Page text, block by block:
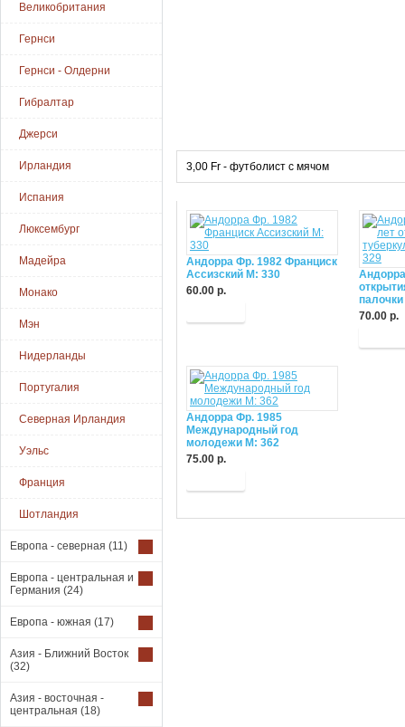
Великобритания
Гернси
Гернси - Олдерни
Гибралтар
Джерси
Ирландия
Испания
Люксембург
Мадейра
Монако
Мэн
Нидерланды
Португалия
Северная Ирландия
Уэльс
Франция
Шотландия
Европа - северная (11)
Европа - центральная и
Германия (24)
Европа - южная (17)
Азия - Ближний Восток
(32)
Азия - восточная -
центральная (18)
3,00 Fr - футболист с мячом
Андорра Фр. 1982 Франциск
Ассизский М: 330
60.00 р.
70.00 р.
Андорра Фр. 1985
Международный год
молодежи М: 362
75.00 р.